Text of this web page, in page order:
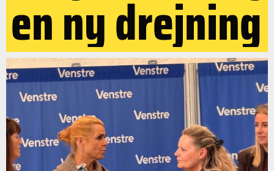
en ny drejning